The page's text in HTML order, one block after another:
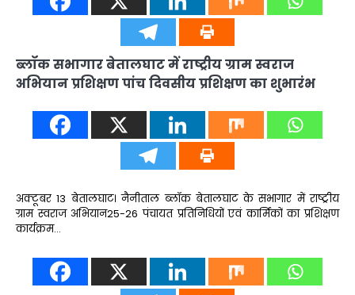
ब्लॉक सभागार बेतालघाट में राष्ट्रीय ग्राम स्वराज
अभियान प्रशिक्षण पांच दिवसीय प्रशिक्षण का शुभारंभ
अक्टूबर 13 बेतालघाट। नैनीताल ब्लॉक बेतालघाट के सभागार में राष्ट्रीय
ग्राम स्वराज अभियान25-26 पंचायत प्रतिनिधियों एवं कार्मिकों का प्रशिक्षण
कार्यक्रम…